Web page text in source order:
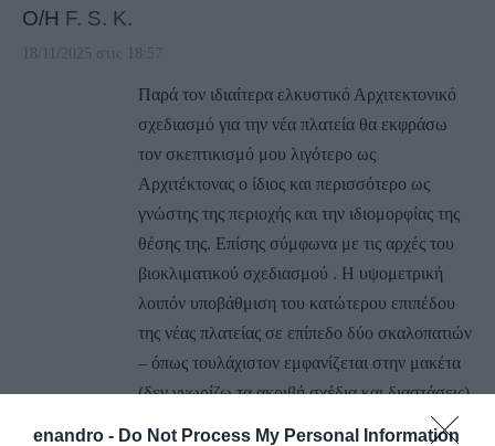
enandro - Do Not Process My Personal Information
Ο/Η F. S. K.
18/11/2025 στις 18:57
Παρά τον ιδιαίτερα ελκυστικό Αρχιτεκτονικό
σχεδιασμό για την νέα πλατεία θα εκφράσω
τον σκεπτικισμό μου λιγότερο ως
Αρχιτέκτονας ο ίδιος και περισσότερο ως
γνώστης της περιοχής και την ιδιομορφίας της
θέσης της. Επίσης σύμφωνα με τις αρχές του
βιοκλιματικού σχεδιασμού . Η υψομετρική
λοιπόν υποβάθμιση του κατώτερου επιπέδου
της νέας πλατείας σε επίπεδο δύο σκαλοπατιών
– όπως τουλάχιστον εμφανίζεται στην μακέτα
(δεν γνωρίζω τα ακριβή σχέδια και διαστάσεις)
– δηλαδή κατά μόλις 25-30 εκατοστών από την